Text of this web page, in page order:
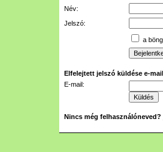
Név:
Jelszó:
a
Elfelejtett jelszó küldése e-
E-mail:
Nincs még felhasználóneved?